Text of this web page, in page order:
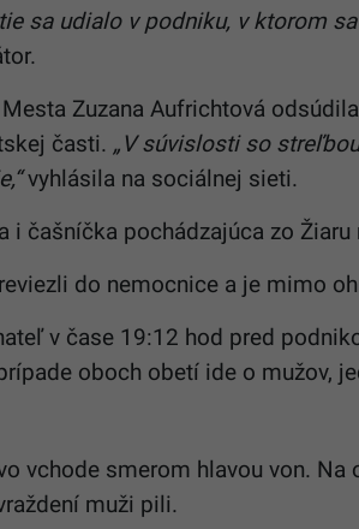
sa udialo v podniku, v ktorom
Zuzana Aufrichtová
časti. „V súvislosti so streľbou
vyhlásila na sociálnej sieti.
i čašníčka pochádzajúca zo Žiaru
do nemocnice a je mimo
v čase 19:12 hod pred
oboch obetí ide o mužov,
vchode smerom hlavou von. Na
muži pili.